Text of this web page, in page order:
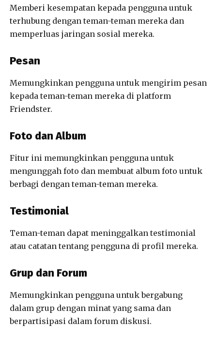
Memberi kesempatan kepada pengguna untuk
terhubung dengan teman-teman mereka dan
memperluas jaringan sosial mereka.
Pesan
Memungkinkan pengguna untuk mengirim pesan
kepada teman-teman mereka di platform
Friendster.
Foto dan Album
Fitur ini memungkinkan pengguna untuk
mengunggah foto dan membuat album foto untuk
berbagi dengan teman-teman mereka.
Testimonial
Teman-teman dapat meninggalkan testimonial
atau catatan tentang pengguna di profil mereka.
Grup dan Forum
Memungkinkan pengguna untuk bergabung
dalam grup dengan minat yang sama dan
berpartisipasi dalam forum diskusi.